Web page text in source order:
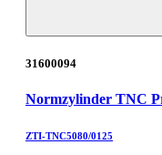
31600094
Normzylinder TNC
ZTI-TNC5080/0125